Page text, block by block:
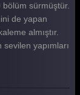
sürmüştür.
de yapan
almıştır.
yapımları